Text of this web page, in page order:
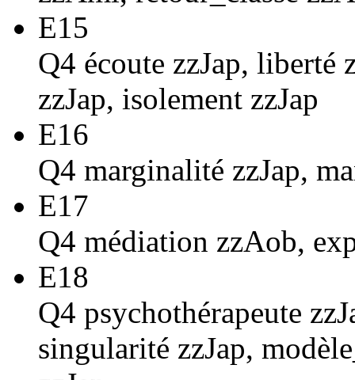
E15
Q4 écoute zzJap, liberté
zzJap, isolement zzJap
E16
Q4 marginalité zzJap,
E17
Q4 médiation zzAob,
E18
Q4 psychothérapeute
singularité zzJap,